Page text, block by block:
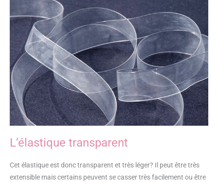
L’élastique transparent
Cet élastique est donc transparent et très léger? Il peut être très
extensible mais certains peuvent se casser très facilement ou être